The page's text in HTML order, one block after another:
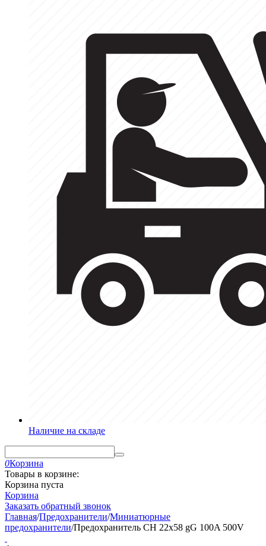
Наличие на складе
0Корзина
Товары в корзине:
Корзина пуста
Корзина
Заказать обратный звонок
Главная/Предохранители/Миниатюрные
предохранители/Предохранитель CH 22x58 gG 100A 500V